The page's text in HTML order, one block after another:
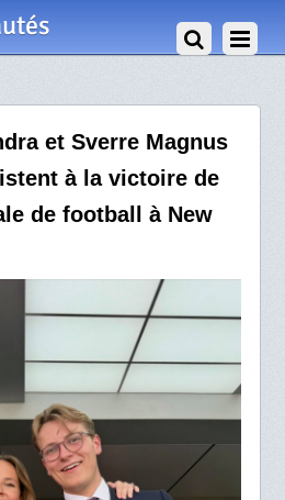
et Sverre Magnus
à la victoire de
de football à New